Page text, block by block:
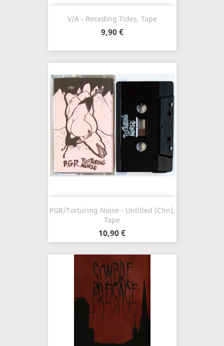
V/A - Receding Tides, Tape
9,90 €
PGR/Torturing Noise - Untitled (Chn),
Tape
10,90 €